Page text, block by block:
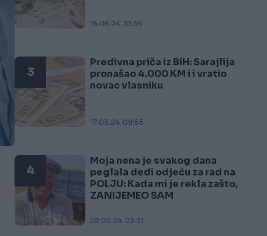
16.06.24. 10:56
3
Predivna priča iz BiH: Sarajlija
pronašao 4.000 KM i i vratio
novac vlasniku
17.03.24. 09:55
4
Moja nena je svakog dana
peglala dedi odjeću za rad na
POLJU: Kada mi je rekla zašto,
ZANIJEMEO SAM
22.02.24. 23:31